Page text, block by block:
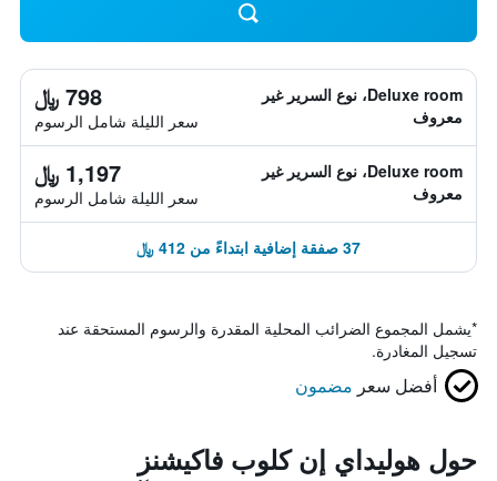
Deluxe room، نوع السرير غير
معروف
798 ﷼
سعر الليلة شامل الرسوم
Deluxe room، نوع السرير غير
معروف
1,197 ﷼
سعر الليلة شامل الرسوم
37 صفقة إضافية ابتداءً من 412 ﷼
*يشمل المجموع الضرائب المحلية المقدرة والرسوم المستحقة عند
تسجيل المغادرة.
أفضل سعر مضمون
حول هوليداي إن كلوب فاكيشنز